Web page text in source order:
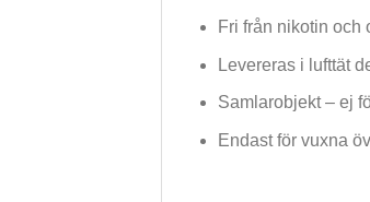
Fri från nikotin och
Levereras i lufttät
Samlarobjekt – ej
Endast för vuxna